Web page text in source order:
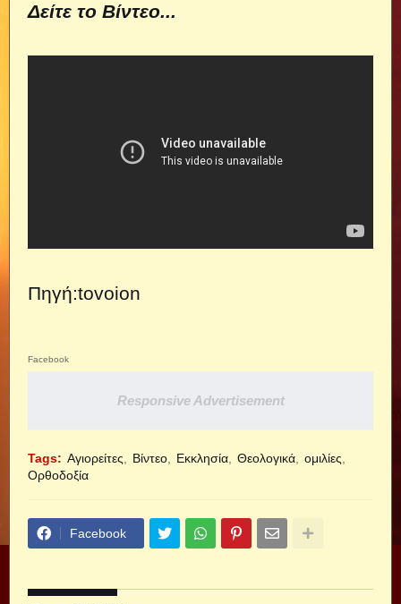
Δείτε το Βίντεο...
Πηγή:tovoion
Facebook
Responsive Advertisement
Tags: Αγιορείτες Βίντεο Εκκλησία Θεολογικά
ομιλίες
Ορθοδοξία
Facebook